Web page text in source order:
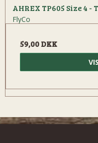
AHREX TP605 Size 4
FlyCo
59,00 DKK